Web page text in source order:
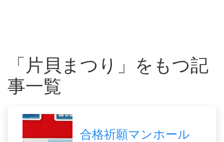
「片貝まつり」をもつ記
事一覧
合格祈願マンホール